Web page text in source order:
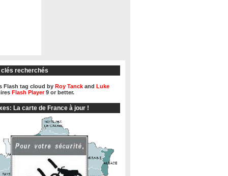
clés recherchés
Flash tag cloud by Roy Tanck and Luke
Flash Player9 or better.
La carte de France à jour !